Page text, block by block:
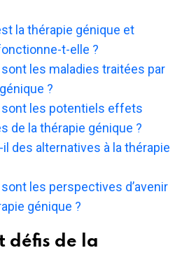
la thérapie génique et
t-elle ?
les maladies traitées par
?
sont les potentiels effets
de la thérapie génique ?
des alternatives à la thérapie
les perspectives d’avenir
génique ?
défis de la